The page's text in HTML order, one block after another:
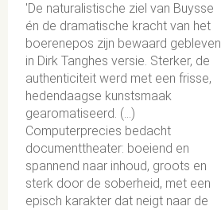
'De naturalistische ziel van Buysse
én de dramatische kracht van het
boerenepos zijn bewaard gebleven
in Dirk Tanghes versie. Sterker, de
authenticiteit werd met een frisse,
hedendaagse kunstsmaak
gearomatiseerd. (…)
Computerprecies bedacht
documenttheater: boeiend en
spannend naar inhoud, groots en
sterk door de soberheid, met een
episch karakter dat neigt naar de